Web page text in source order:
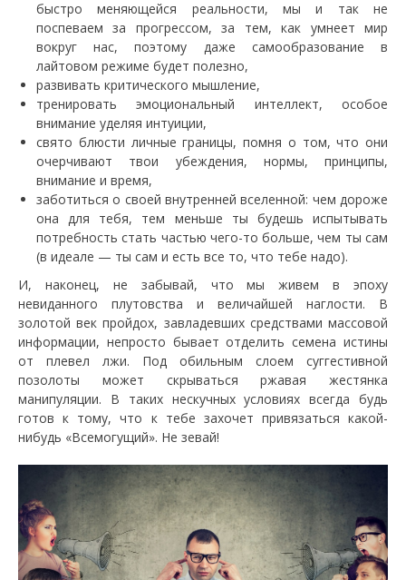
быстро меняющейся реальности, мы и так не
поспеваем за прогрессом, за тем, как умнеет мир
вокруг нас, поэтому даже самообразование в
лайтовом режиме будет полезно,
развивать критического мышление,
тренировать эмоциональный интеллект, особое
внимание уделяя интуиции,
свято блюсти личные границы, помня о том, что они
очерчивают твои убеждения, нормы, принципы,
внимание и время,
заботиться о своей внутренней вселенной: чем дороже
она для тебя, тем меньше ты будешь испытывать
потребность стать частью чего-то больше, чем ты сам
(в идеале — ты сам и есть все то, что тебе надо).
И, наконец, не забывай, что мы живем в эпоху
невиданного плутовства и величайшей наглости. В
золотой век пройдох, завладевших средствами массовой
информации, непросто бывает отделить семена истины
от плевел лжи. Под обильным слоем суггестивной
позолоты может скрываться ржавая жестянка
манипуляции. В таких нескучных условиях всегда будь
готов к тому, что к тебе захочет привязаться какой-
нибудь «Всемогущий». Не зевай!